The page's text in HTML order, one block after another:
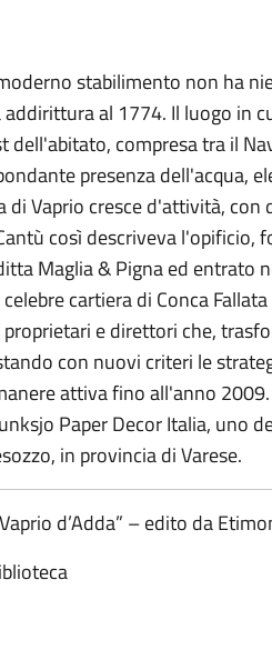
stabilimento non ha
al 1774. Il luogo in
compresa tra il
presenza dell'acqua,
di Vaprio cresce d'attività,
così descriveva
Maglia & Pigna ed entrato
cartiera di Conca
e direttori che,
con nuovi criteri le
attiva fino all'anno
Paper Decor Italia, uno
in provincia di Varese.
d’Adda” – edito da